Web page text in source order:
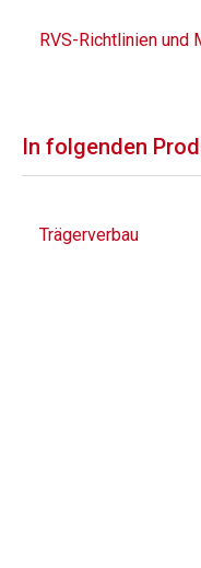
RVS-Richtlinien und
In folgenden
Trägerverbau